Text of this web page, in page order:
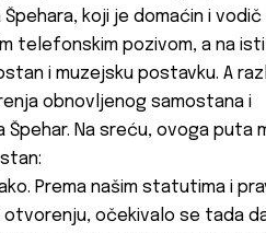
koji je domaćin i vodič
telefonskim pozivom, a na
i muzejsku postavku. A
obnovljenog samostana i
Na sreću, ovoga puta
Prema našim statutima i
otvorenju, očekivalo se tada